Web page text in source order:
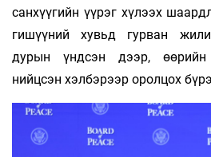
санхүүгийн үүрэг хүлээх
гишүүний хувьд гурван
дурын үндсэн дээр,
нийцсэн хэлбэрээр оролцох